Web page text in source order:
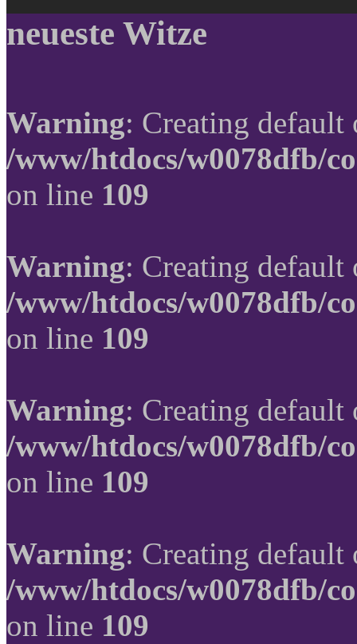
neueste Witze
Warning: Creating
/www/htdocs/w0078dfb/
on line 109
Warning: Creating
/www/htdocs/w0078dfb/
on line 109
Warning: Creating
/www/htdocs/w0078dfb/
on line 109
Warning: Creating
/www/htdocs/w0078dfb/
on line 109